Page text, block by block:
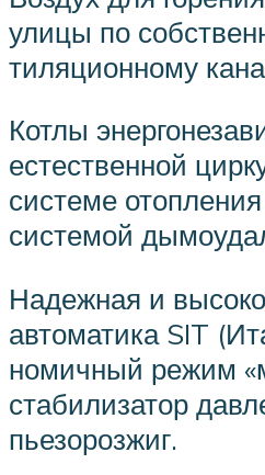
улицы по
тиляционному
Котлы
естественной
си­стеме
системой
Надежная и
автоматика SIT
номичный режим
стабилизатор
пьезорозжиг.